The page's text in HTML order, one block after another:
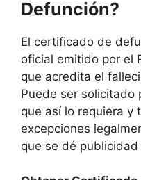
Defunción?
El certificado de
oficial emitido por el
que acredita el
Puede ser solicitado
que así lo requiera y
excepciones
que se dé